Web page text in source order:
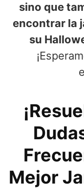
sino que
encontrar la
su
Mejor